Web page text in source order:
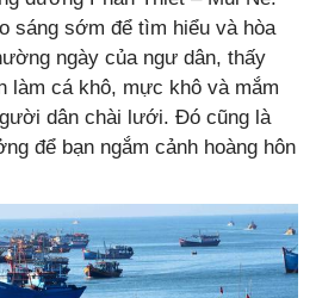
sáng sớm để tìm hiểu và hòa
ngày của ngư dân, thấy
làm cá khô, mực khô và mắm
dân chài lưới. Đó cũng là
để bạn ngắm cảnh hoàng hôn